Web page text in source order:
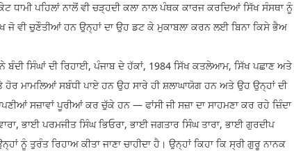
ਪਹਿਲਾਂ ਨਾਲੋਂ ਵੀ ਚੜ੍ਹਦੀ ਕਲਾ ਨਾਲ ਪੰਥਕ ਕਾਰਜ ਕਰਦਿਆਂ ਸਿੱਖ ਸੰਸਥਾ ਨੂੰ
ਵੀ ਚੁਣੌਤੀਆਂ ਹਨ ਉਨ੍ਹਾਂ ਦਾ ਉਹ ਡਟ ਕੇ ਮੁਕਾਬਲਾ ਕਰਨ ਲਈ ਬਿਨਾ ਕਿਸੇ ਭੈਅ
ਬੰਦੀ ਸਿੰਘਾਂ ਦੀ ਰਿਹਾਈ, ਪੰਜਾਬ ਦੇ ਹੱਕਾਂ, 1984 ਸਿੱਖ ਕਤਲੇਆਮ, ਸਿੱਖ ਪਛਾਣ ਅਤੇ
ਹੋਰ ਮਾਮਲਿਆਂ ਸਬੰਧੀ ਪਾਏ ਹਨ ਉਹ ਸਾਰੇ ਹੀ ਸ਼ਲਾਘਾਯੋਗ ਹਨ ਅਤੇ ਉਹ ਉਨ੍ਹਾਂ ਦੀ
ਸਜ਼ਾਵਾਂ ਪੂਰੀਆਂ ਕਰ ਚੁੱਕੇ ਹਨ — ਫਾਂਸੀ ਜੀ ਸਜ਼ਾ ਦਾ ਸਾਹਮਣਾ ਕਰ ਰਹੇ ਜ਼ਿੰਦਾ
ਭਾਈ ਪਰਮਜੀਤ ਸਿੰਘ ਭਿਓਰਾ, ਭਾਈ ਜਗਤਾਰ ਸਿੰਘ ਤਾਰਾ, ਭਾਈ ਗੁਰਦੀਪ
ਤੁਰੰਤ ਰਿਹਾਅ ਕੀਤਾ ਜਾਣਾ ਚਾਹੀਦਾ ਹੈ। ਉਨ੍ਹਾਂ ਕਿਹਾ ਕਿ ਸ੍ਰੀ ਗੁਰੂ ਨਾਨਕ